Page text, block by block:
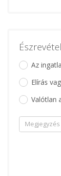
Az
Elírás
Valótlan